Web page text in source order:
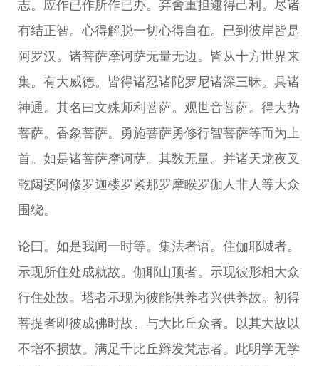
志。应作已作所作已办。弃舍重担逮得己利。尽诸
有结正智。心得解脱一切心得自在。已到彼岸皆是
阿罗汉。诸菩萨摩诃萨无量无边。皆从十方世界来
集。有大威德。皆得诸忍诸陀罗尼诸深三昧。具诸
神通。其名曰文殊师利菩萨。观世音菩萨。得大势
菩萨。香象菩萨。勇施菩萨勇修行智菩萨等而为上
首。如是诸菩萨摩诃萨。其数无量。并诸天龙夜叉
乾闼婆阿修罗迦楼罗紧那罗摩睺罗伽人非人等大众
围绕。
论曰。如是我闻一时等。集法者语。住伽耶城者。
示现所住处成就故。伽耶山顶者。示现彼形相大众
行住处故。塔者示现为彼能供养者兴供养故。初得
菩提者即彼成佛时故。与大比丘众者。以其大故以
不增不损故。满足千比丘辫发梵志者。此明学无学